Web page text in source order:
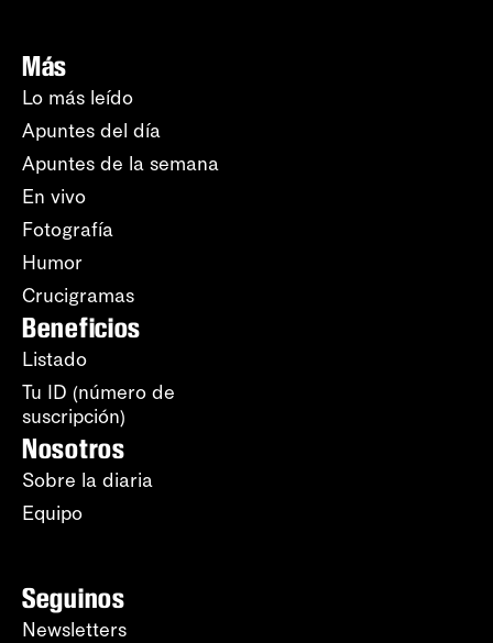
Más
Lo más leído
Apuntes del día
Apuntes de la semana
En vivo
Fotografía
Humor
Crucigramas
Beneficios
Listado
Tu ID (número de
suscripción)
Nosotros
Sobre la diaria
Equipo
Seguinos
Newsletters